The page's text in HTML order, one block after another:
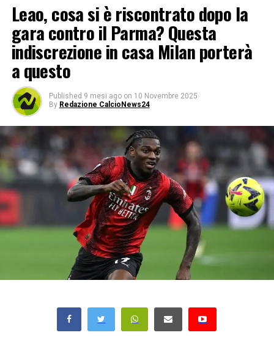
Leao, cosa si è riscontrato dopo la
gara contro il Parma? Questa
indiscrezione in casa Milan porterà
a questo
Published 9 mesi ago on 10 Novembre 2025
By Redazione CalcioNews24